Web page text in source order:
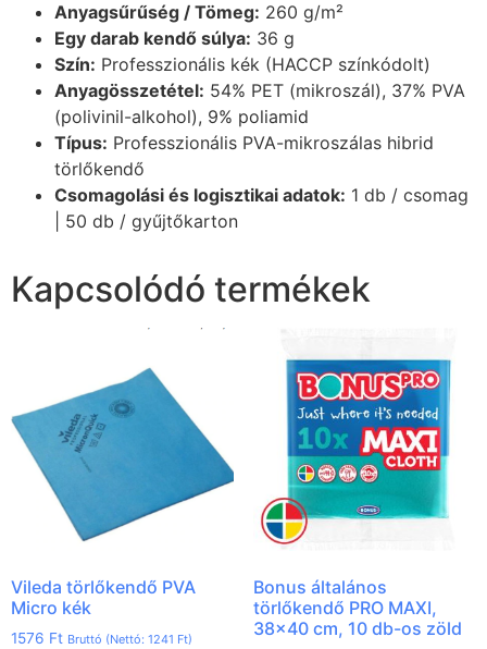
Anyagsűrűség / Tömeg: 260 g/m²
Egy darab kendő súlya: 36 g
Szín: Professzionális kék (HACCP színkódolt)
Anyagösszetétel: 54% PET (mikroszál), 37% PVA
(polivinil-alkohol), 9% poliamid
Típus: Professzionális PVA-mikroszálas hibrid
törlőkendő
Csomagolási és logisztikai adatok: 1 db / csomag
| 50 db / gyűjtőkarton
Kapcsolódó termékek
Vileda törlőkendő PVA
Micro kék
1576 Ft Bruttó (Nettó: 1241 Ft)
Bonus általános
törlőkendő PRO MAXI,
38×40 cm, 10 db-os zöld